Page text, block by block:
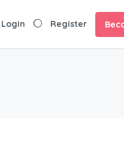
Login Register